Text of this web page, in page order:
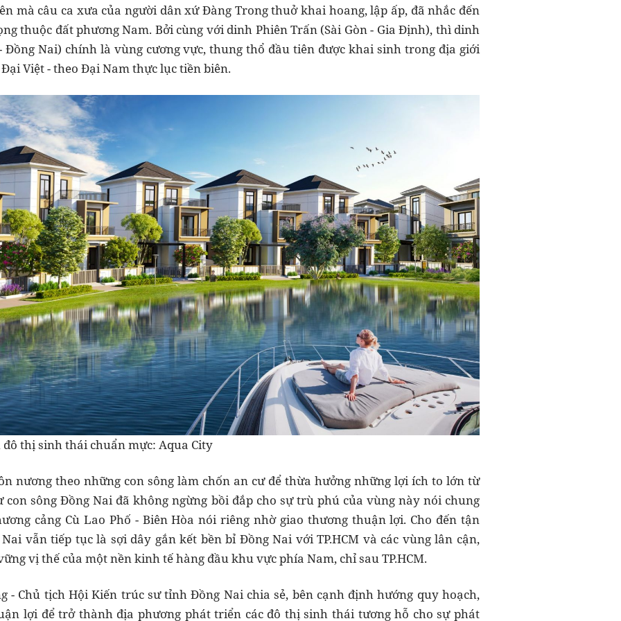
mà câu ca xưa của người dân xứ Đàng Trong thuở khai hoang, lập ấp, đã nhắc đến
thuộc đất phương Nam. Bởi cùng với dinh Phiên Trấn (Sài Gòn - Gia Định), thì dinh
Đồng Nai) chính là vùng cương vực, thung thổ đầu tiên được khai sinh trong địa giới
Việt - theo Đại Nam thực lục tiền biên.
thị sinh thái chuẩn mực: Aqua City
nương theo những con sông làm chốn an cư để thừa hưởng những lợi ích to lớn từ
con sông Đồng Nai đã không ngừng bồi đắp cho sự trù phú của vùng này nói chung
cảng Cù Lao Phố - Biên Hòa nói riêng nhờ giao thương thuận lợi. Cho đến tận
vẫn tiếp tục là sợi dây gắn kết bền bỉ Đồng Nai với TP.HCM và các vùng lân cận,
vị thế của một nền kinh tế hàng đầu khu vực phía Nam, chỉ sau TP.HCM.
- Chủ tịch Hội Kiến trúc sư tỉnh Đồng Nai chia sẻ, bên cạnh định hướng quy hoạch,
lợi để trở thành địa phương phát triển các đô thị sinh thái tương hỗ cho sự phát